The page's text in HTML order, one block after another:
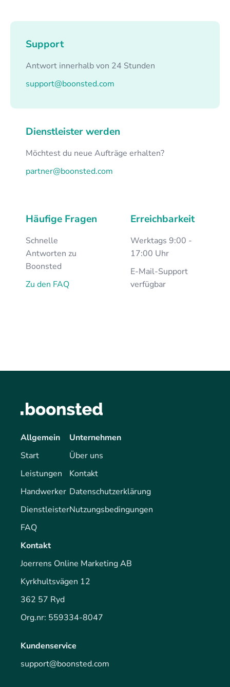
Support
Antwort innerhalb von 24 Stunden
support@boonsted.com
Dienstleister werden
Möchtest du neue Aufträge erhalten?
partner@boonsted.com
Häufige Fragen
Schnelle
Antworten zu
Boonsted
Zu den FAQ
Erreichbarkeit
Werktags 9:00 -
17:00 Uhr
E-Mail-Support
verfügbar
Allgemein
Start
Leistungen
Handwerker
Dienstleister
FAQ
Unternehmen
Über uns
Kontakt
Datenschutzerklärung
Nutzungsbedingungen
Kontakt
Joerrens Online Marketing AB
Kyrkhultsvägen 12
362 57 Ryd
Org.nr: 559334-8047
Kundenservice
support@boonsted.com